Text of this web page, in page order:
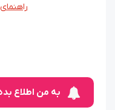
به من اطلاع